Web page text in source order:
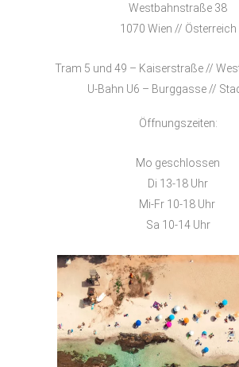
Westbahnstraße 38
1070 Wien // Österreich
Tram 5 und 49 – Kaiserstraße //
U-Bahn U6 – Burggasse //
Öffnungszeiten:
Mo geschlossen
Di 13-18 Uhr
Mi-Fr 10-18 Uhr
Sa 10-14 Uhr